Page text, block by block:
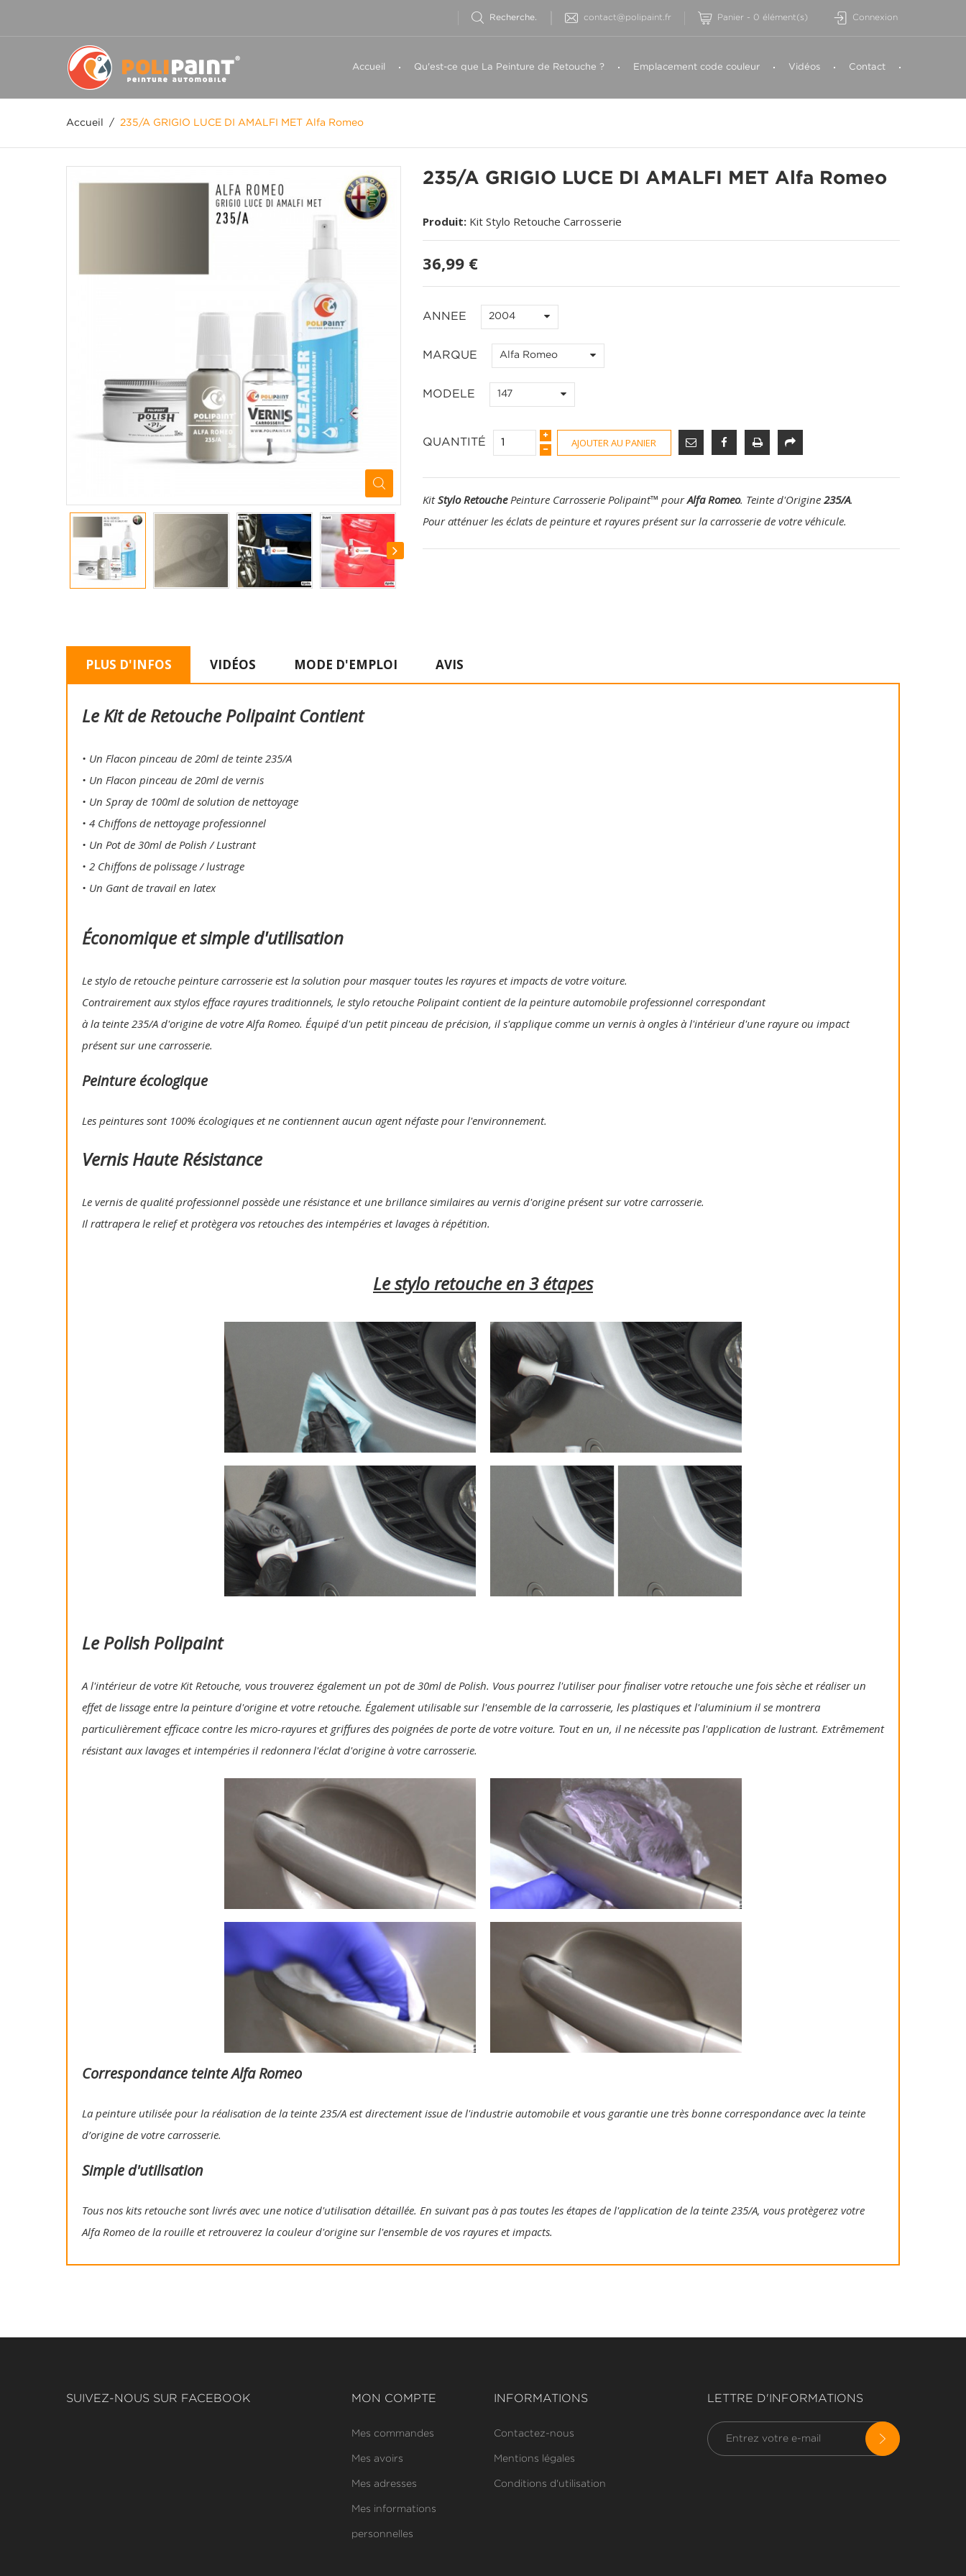
contact@polipaint.fr Panier - 0 élément(s) Connexion
Accueil Qu'est-ce que La Peinture de Retouche ? Emplacement code couleur Vidéos Contact
Accueil / 235/A GRIGIO LUCE DI AMALFI MET Alfa Romeo
235/A GRIGIO LUCE DI AMALFI MET Alfa Romeo
Produit: Kit Stylo Retouche Carrosserie
36,99 €
ANNEE 2004
MARQUE Alfa Romeo
MODELE 147
QUANTITÉ AJOUTER AU PANIER
KitStylo RetouchePeinture Carrosserie Polipaint™ pourAlfa Romeo. Teinte d'Origine 235/A.
Pour atténuer les éclats de peinture et rayures présent sur la carrosserie de votre véhicule.
PLUS D'INFOS VIDÉOS MODE D'EMPLOI AVIS
Le Kit de Retouche Polipaint Contient
• Un Flacon pinceau de 20ml de teinte 235/A
• Un Flacon pinceau de 20ml de vernis
• Un Spray de 100ml de solution de nettoyage
• 4 Chiffons de nettoyage professionnel
• Un Pot de 30ml de Polish / Lustrant
• 2 Chiffons de polissage / lustrage
• Un Gant de travail en latex
Économique et simple d'utilisation
Le stylo de retouche peinture carrosserie est la solution pour masquer toutes les rayures et impacts de votre voiture.
Contrairement aux stylos efface rayures traditionnels, le stylo retouche Polipaint contient de la peinture automobile professionnel correspondant
à la teinte 235/A d'origine de votre Alfa Romeo. Équipé d'un petit pinceau de précision, il s'applique comme un vernis à ongles à l'intérieur d'une rayure ou impact
présent sur une carrosserie.
Peinture écologique
Les peintures sont 100% écologiques et ne contiennent aucun agent néfaste pour l'environnement.
Vernis Haute Résistance
Le vernis de qualité professionnel possède une résistance et une brillance similaires au vernis d'origine présent sur votre carrosserie.
Il rattrapera le relief et protègera vos retouches des intempéries et lavages à répétition.
Le stylo retouche en 3 étapes
Le Polish Polipaint
A l'intérieur de votre Kit Retouche, vous trouverez également un pot de 30ml de Polish. Vous pourrez l'utiliser pour finaliser votre retouche une fois sèche et réaliser un
effet de lissage entre la peinture d'origine et votre retouche. Également utilisable sur l'ensemble de la carrosserie, les plastiques et l'aluminium il se montrera
particulièrement efficace contre les micro-rayures et griffures des poignées de porte de votre voiture. Tout en un, il ne nécessite pas l'application de lustrant. Extrêmement
résistant aux lavages et intempéries il redonnera l'éclat d'origine à votre carrosserie.
Correspondance teinte Alfa Romeo
La peinture utilisée pour la réalisation de la teinte 235/A est directement issue de l'industrie automobile et vous garantie une très bonne correspondance avec la teinte
d’origine de votre carrosserie.
Simple d'utilisation
Tous nos kits retouche sont livrés avec une notice d'utilisation détaillée. En suivant pas à pas toutes les étapes de l'application de la teinte 235/A, vous protègerez votre
Alfa Romeo de la rouille et retrouverez la couleur d'origine sur l'ensemble de vos rayures et impacts.
SUIVEZ-NOUS SUR FACEBOOK MON COMPTE
Mes commandes
Mes avoirs
Mes adresses
Mes informations
personnelles
INFORMATIONS
Contactez-nous
Mentions légales
Conditions d'utilisation
LETTRE D'INFORMATIONS